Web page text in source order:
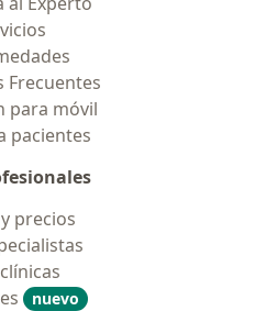
Frecuentes
para móvil
pacientes
precios
nuevo